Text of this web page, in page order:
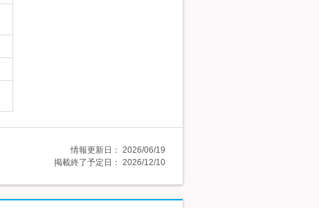
情報更新日： 2026/06/19
掲載終了予定日： 2026/12/10